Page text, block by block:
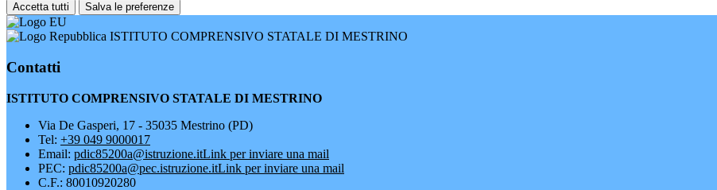
Accetta tutti Salva le preferenze
ISTITUTO COMPRENSIVO STATALE DI MESTRINO
Contatti
ISTITUTO COMPRENSIVO STATALE DI MESTRINO
Via De Gasperi, 17 - 35035 Mestrino (PD)
Tel: +39 049 9000017
Email: pdic85200a@istruzione.itLink per inviare una mail
PEC: pdic85200a@pec.istruzione.itLink per inviare una mail
C.F.: 80010920280